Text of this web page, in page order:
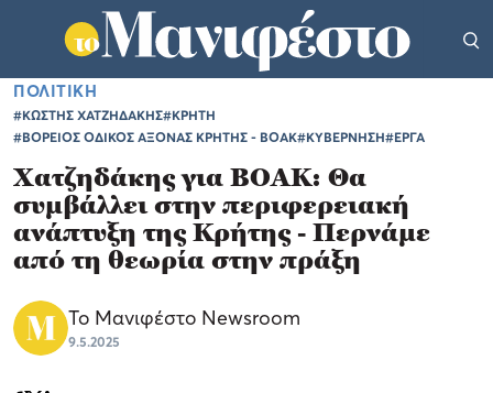
ΠΟΛΙΤΙΚΗ
#ΚΩΣΤΗΣ ΧΑΤΖΗΔΑΚΗΣ#ΚΡΗΤΗ
#ΒΟΡΕΙΟΣ ΟΔΙΚΟΣ ΑΞΟΝΑΣ ΚΡΗΤΗΣ - ΒΟΑΚ#ΚΥΒΕΡΝΗΣΗ#ΕΡΓΑ
Χατζηδάκης για ΒΟΑΚ: Θα
συμβάλλει στην περιφερειακή
ανάπτυξη της Κρήτης - Περνάμε
από τη θεωρία στην πράξη
Το Μανιφέστο Newsroom
9.5.2025